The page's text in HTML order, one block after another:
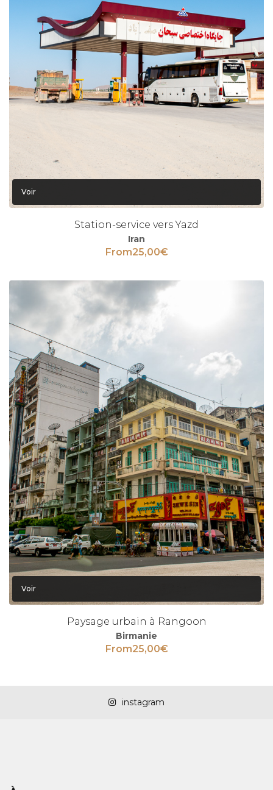
Voir
Station-service vers Yazd
Iran
From25,00€
Voir
Paysage urbain à Rangoon
Birmanie
From25,00€
instagram